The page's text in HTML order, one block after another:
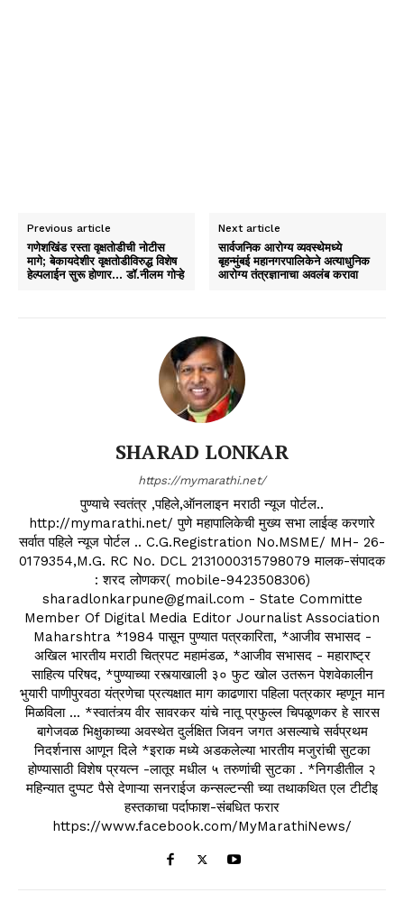
Previous article
गणेशखिंड रस्ता वृक्षतोडीची नोटीस
मागे; बेकायदेशीर वृक्षतोडीविरुद्ध विशेष
हेल्पलाईन सुरू होणार… डॉ.नीलम गोऱ्हे
Next article
सार्वजनिक आरोग्य व्यवस्थेमध्ये
बृहन्मुंबई महानगरपालिकेने अत्याधुनिक
आरोग्य तंत्रज्ञानाचा अवलंब करावा
SHARAD LONKAR
https://mymarathi.net/
पुण्याचे स्वतंत्र ,पहिले,ऑनलाइन मराठी न्यूज पोर्टल..
http://mymarathi.net/ पुणे महापालिकेची मुख्य सभा लाईव्ह करणारे
सर्वात पहिले न्यूज पोर्टल .. C.G.Registration No.MSME/ MH- 26-
0179354,M.G. RC No. DCL 2131000315798079 मालक-संपादक
: शरद लोणकर( mobile-9423508306)
sharadlonkarpune@gmail.com - State Committe
Member Of Digital Media Editor Journalist Association
Maharshtra *1984 पासून पुण्यात पत्रकारिता, *आजीव सभासद -
अखिल भारतीय मराठी चित्रपट महामंडळ, *आजीव सभासद - महाराष्ट्र
साहित्य परिषद, *पुण्याच्या रस्त्याखाली ३० फुट खोल उतरून पेशवेकालीन
भुयारी पाणीपुरवठा यंत्रणेचा प्रत्यक्षात माग काढणारा पहिला पत्रकार म्हणून मान
मिळविला ... *स्वातंत्र्य वीर सावरकर यांचे नातू प्रफुल्ल चिपळूणकर हे सारस
बागेजवळ भिक्षुकाच्या अवस्थेत दुर्लक्षित जिवन जगत असल्याचे सर्वप्रथम
निदर्शनास आणून दिले *इराक मध्ये अडकलेल्या भारतीय मजुरांची सुटका
होण्यासाठी विशेष प्रयत्न -लातूर मधील ५ तरुणांची सुटका . *निगडीतील २
महिन्यात दुप्पट पैसे देणाऱ्या सनराईज कन्सल्टन्सी च्या तथाकथित एल टीटीइ
हस्तकाचा पर्दाफाश-संबधित फरार
https://www.facebook.com/MyMarathiNews/